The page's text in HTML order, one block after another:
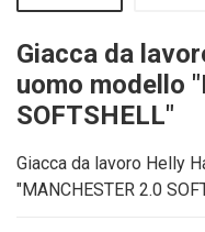
Giacca da
uomo modello
SOFTSHELL"
Giacca da lavoro Helly
"MANCHESTER 2.0